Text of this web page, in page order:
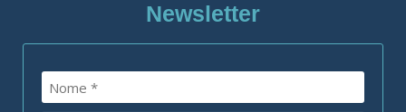
Newsletter